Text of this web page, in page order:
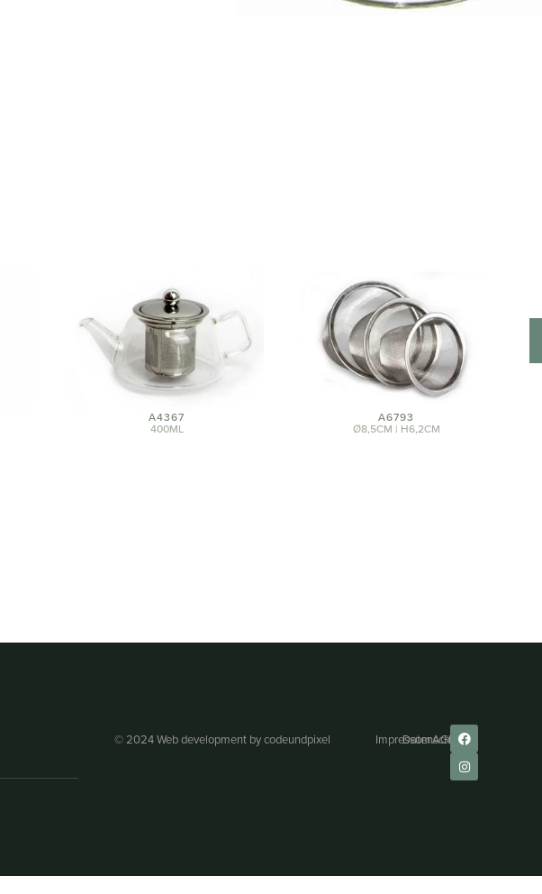
A4367
400ML
A6793
Ø8,5CM | H6,2CM
© 2024 Web development bycodeundpixel ImpressumDatenschutz
AGB